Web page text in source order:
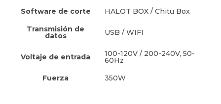
Software de corte
HALOT BOX / Chitu Box
Transmisión de
datos USB / WIFI
Voltaje de entrada 100-120V / 200-240V, 50-
60Hz
Fuerza
350W